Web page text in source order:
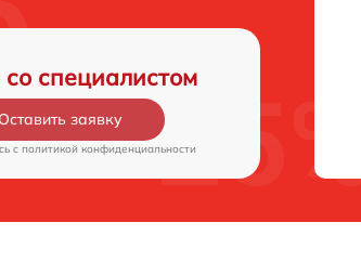
специалистом
Оставить заявку
c политикой конфиденциальности